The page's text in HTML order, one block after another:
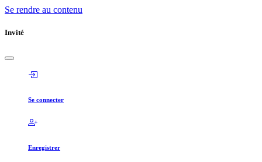
Se rendre au contenu
Invité
Se connecter
Enregistrer